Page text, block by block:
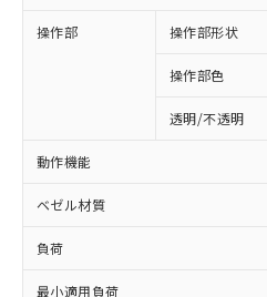
操作部 操作部形状
操作部色
透明/不透明
動作機能
ベゼル材質
負荷
最小適用負荷